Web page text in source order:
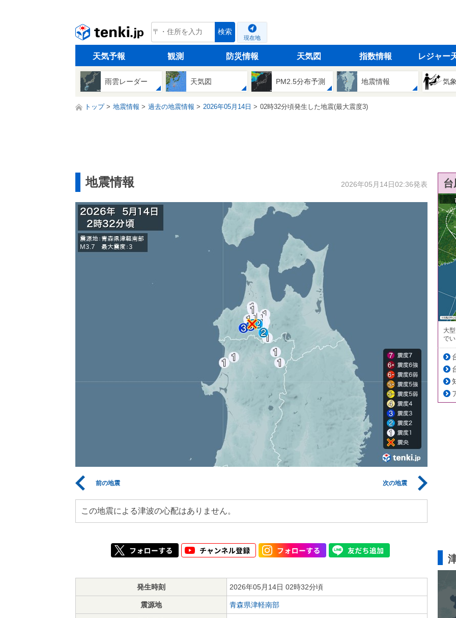
tenki.jp 検索
現在地
天気予報 観測 防災情報 天気図 指数情報 レジャー
雨雲レーダー 天気図 PM2.5分布予測 地震情報 気
トップ 地震情報 過去の地震情報 2026年05月14日 02時32分頃発生した地震(最大震度3)
地震情報 2026年05月14日02:36発表
前の地震 次の地震
この地震による津波の心配はありません。
発生時刻 2026年05月14日 02時32分頃
震源地 青森県津軽南部
大
で